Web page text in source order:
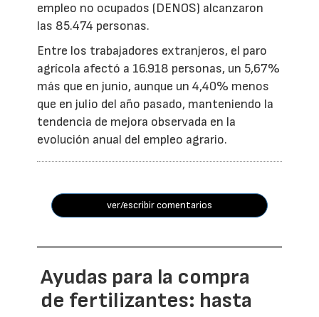
empleo no ocupados (DENOS) alcanzaron
las 85.474 personas.
Entre los trabajadores extranjeros, el paro
agrícola afectó a 16.918 personas, un 5,67%
más que en junio, aunque un 4,40% menos
que en julio del año pasado, manteniendo la
tendencia de mejora observada en la
evolución anual del empleo agrario.
ver/escribir comentarios
Ayudas para la compra
de fertilizantes: hasta